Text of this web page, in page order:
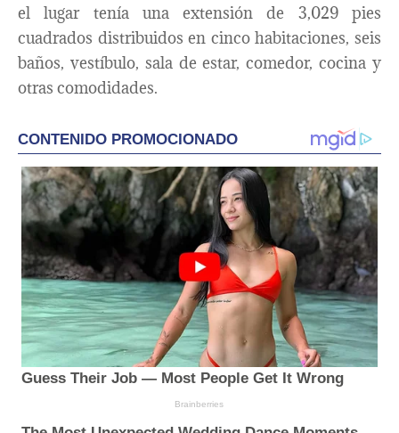
el lugar tenía una extensión de 3,029 pies
cuadrados distribuidos en cinco habitaciones, seis
baños, vestíbulo, sala de estar, comedor, cocina y
otras comodidades.